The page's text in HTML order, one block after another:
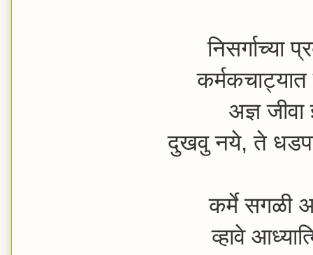
निसर्गाच्या
अज्ञ जीवा
दुखवु नये, ते
कर्मे सगळी
व्हावे